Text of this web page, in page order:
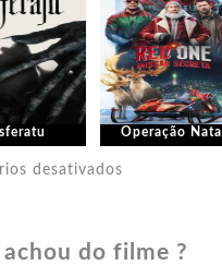
Operação Natal
desativados
do filme ?